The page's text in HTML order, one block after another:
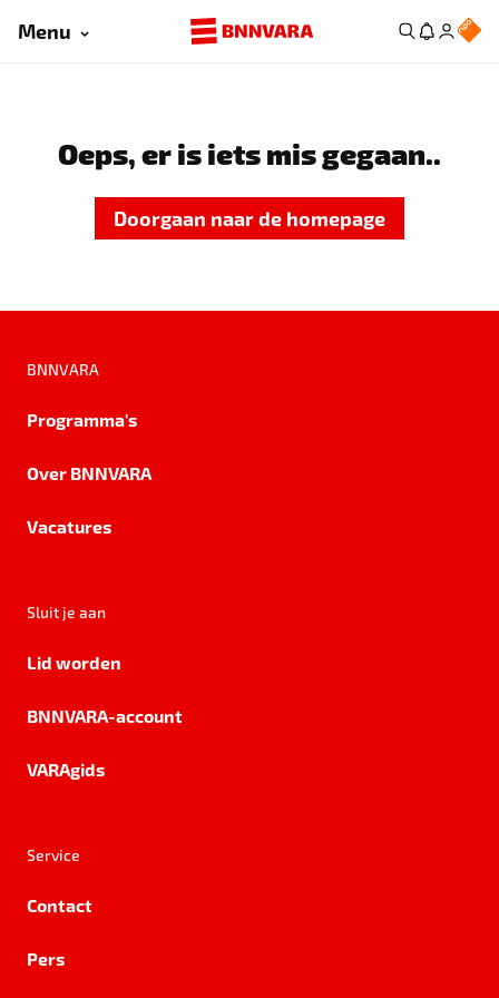
Menu
Oeps, er is iets mis gegaan..
Doorgaan naar de homepage
BNNVARA
Programma's
Over BNNVARA
Vacatures
Sluit je aan
Lid worden
BNNVARA-account
VARAgids
Service
Contact
Pers